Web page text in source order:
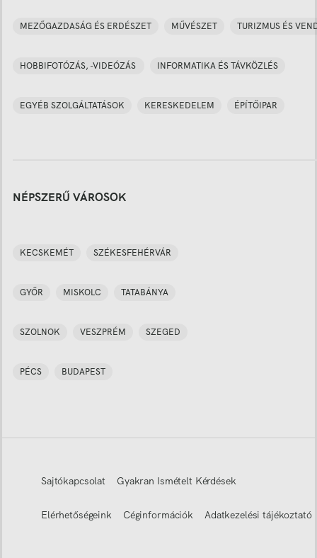
MEZŐGAZDASÁG ÉS ERDÉSZET MŰVÉSZET TURIZMUS ÉS
HOBBIFOTÓZÁS, -VIDEÓZÁS INFORMATIKA ÉS TÁVKÖZLÉS
EGYÉB SZOLGÁLTATÁSOK KERESKEDELEM ÉPÍTŐIPAR
NÉPSZERŰ VÁROSOK
KECSKEMÉT SZÉKESFEHÉRVÁR
GYŐR MISKOLC TATABÁNYA
SZOLNOK VESZPRÉM SZEGED
PÉCS BUDAPEST
Sajtókapcsolat Gyakran Ismételt Kérdések
Elérhetőségeink Céginformációk Adatkezelési tájékoztató